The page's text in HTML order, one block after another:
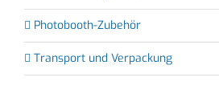
Photobooth-Zubehör
Transport und Verpackung